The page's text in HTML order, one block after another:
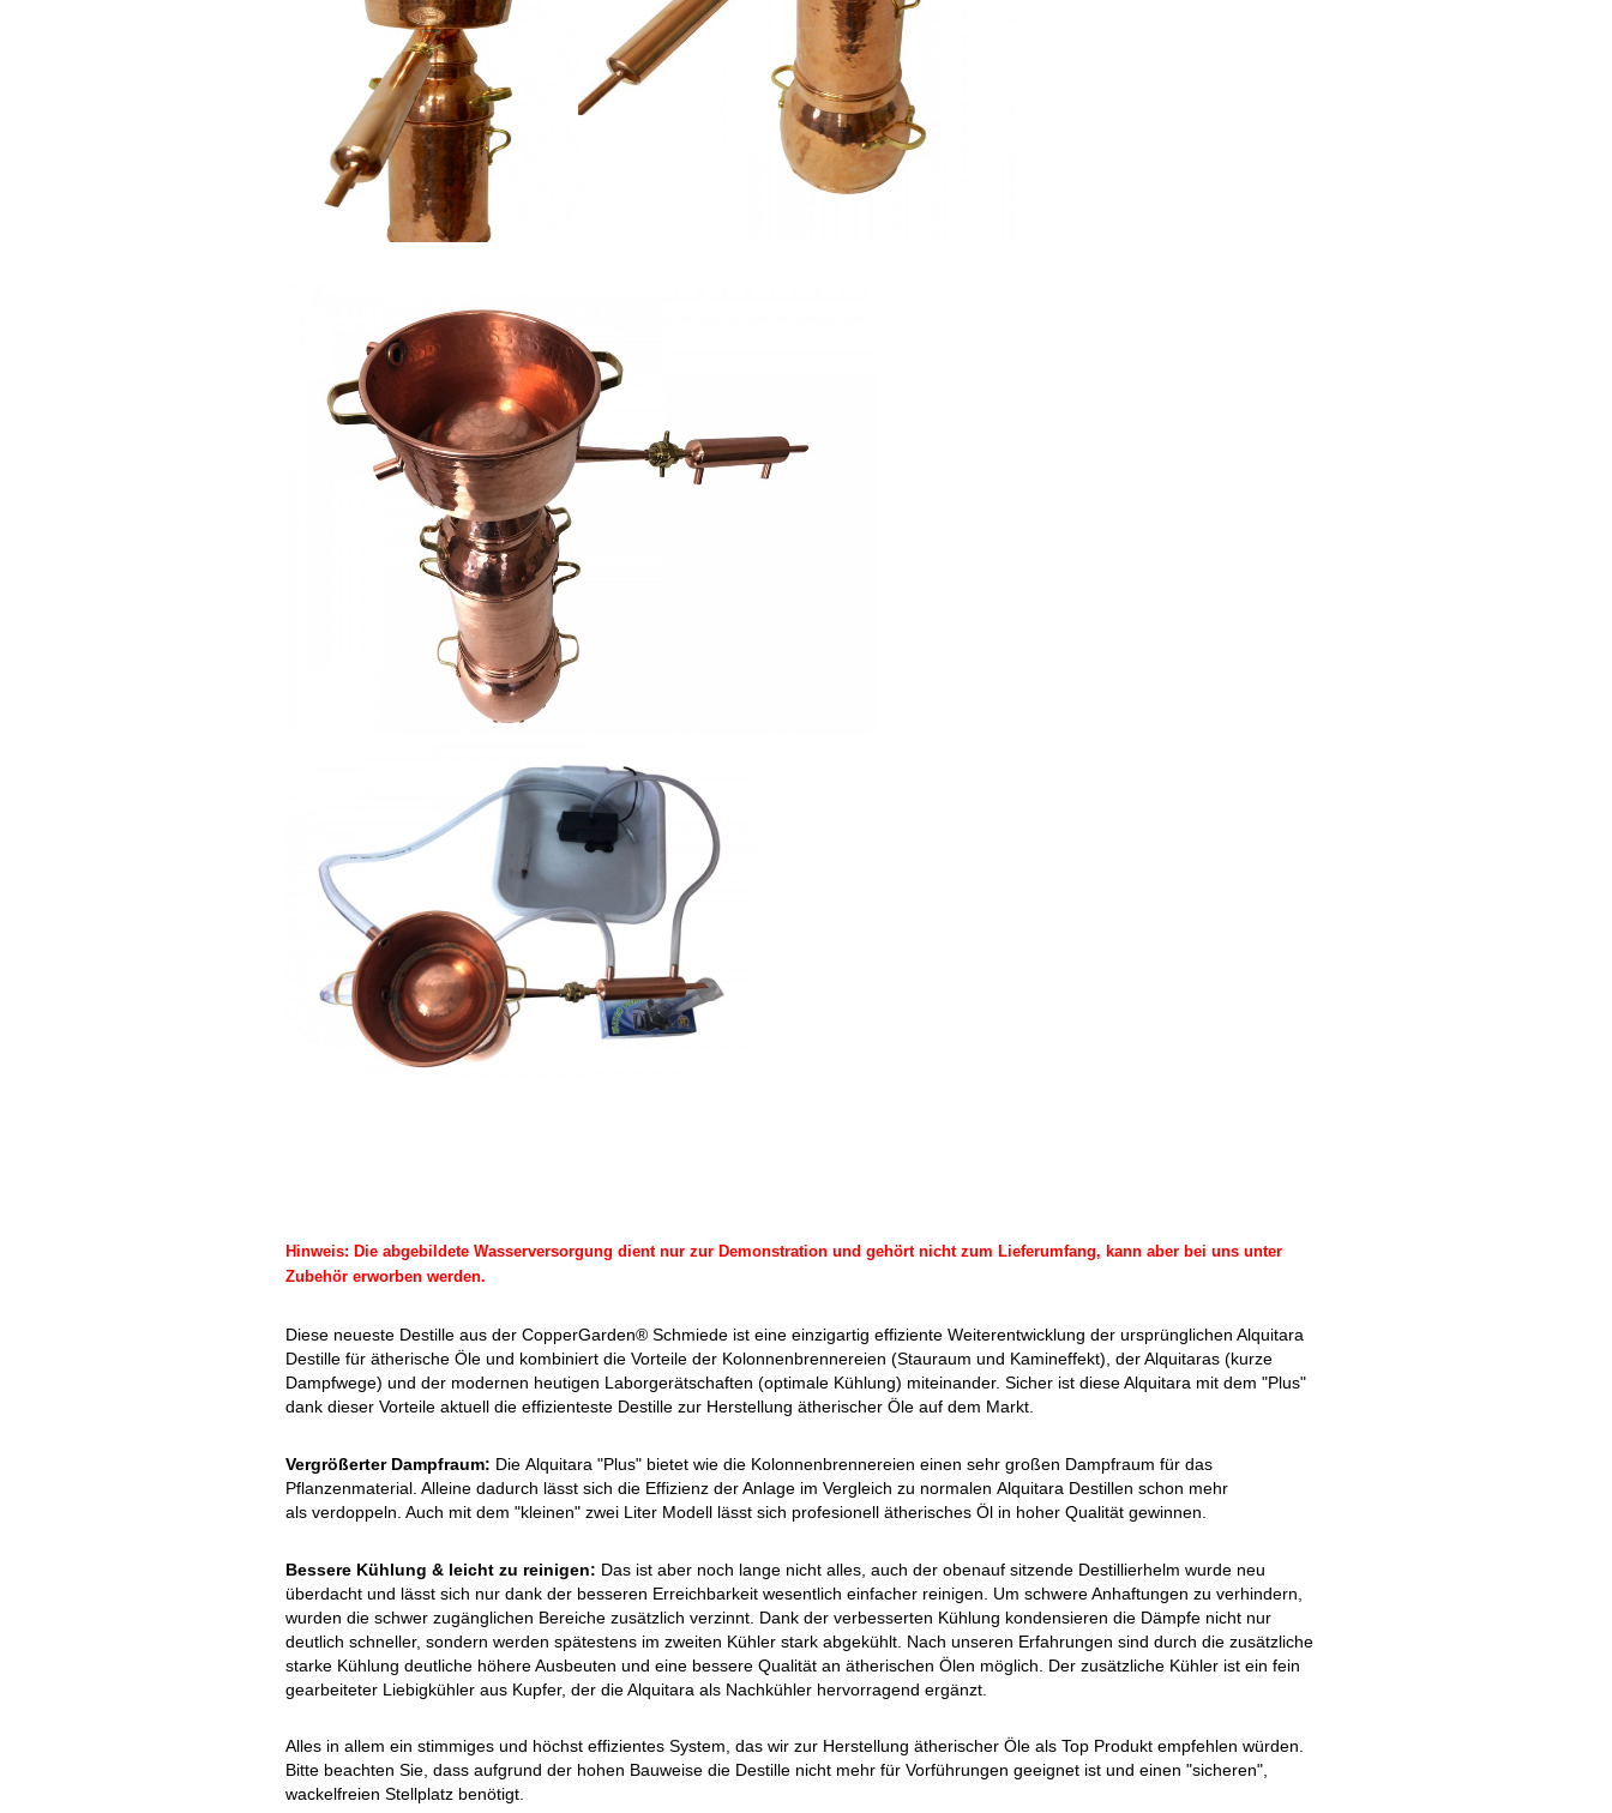
Hinweis: Die abgebildete Wasserversorgung dient nur zur Demonstration und gehört nicht zum Lieferumfang, kann aber bei uns unter
Zubehör erworben werden.
Diese neueste Destille aus der CopperGarden® Schmiede ist eine einzigartig effiziente Weiterentwicklung der ursprünglichen Alquitara
Destille für ätherische Öle und kombiniert die Vorteile der Kolonnenbrennereien (Stauraum und Kamineffekt), der Alquitaras (kurze
Dampfwege) und der modernen heutigen Laborgerätschaften (optimale Kühlung) miteinander. Sicher ist diese Alquitara mit dem "Plus"
dank dieser Vorteile aktuell die effizienteste Destille zur Herstellung ätherischer Öle auf dem Markt.
Vergrößerter Dampfraum: Die Alquitara "Plus" bietet wie die Kolonnenbrennereien einen sehr großen Dampfraum für das
Pflanzenmaterial. Alleine dadurch lässt sich die Effizienz der Anlage im Vergleich zu normalen Alquitara Destillen schon mehr
als verdoppeln. Auch mit dem "kleinen" zwei Liter Modell lässt sich profesionell ätherisches Öl in hoher Qualität gewinnen.
Bessere Kühlung & leicht zu reinigen: Das ist aber noch lange nicht alles, auch der obenauf sitzende Destillierhelm wurde neu
überdacht und lässt sich nur dank der besseren Erreichbarkeit wesentlich einfacher reinigen. Um schwere Anhaftungen zu verhindern,
wurden die schwer zugänglichen Bereiche zusätzlich verzinnt. Dank der verbesserten Kühlung kondensieren die Dämpfe nicht nur
deutlich schneller, sondern werden spätestens im zweiten Kühler stark abgekühlt. Nach unseren Erfahrungen sind durch die zusätzliche
starke Kühlung deutliche höhere Ausbeuten und eine bessere Qualität an ätherischen Ölen möglich. Der zusätzliche Kühler ist ein fein
gearbeiteter Liebigkühler aus Kupfer, der die Alquitara als Nachkühler hervorragend ergänzt.
Alles in allem ein stimmiges und höchst effizientes System, das wir zur Herstellung ätherischer Öle als Top Produkt empfehlen würden.
Bitte beachten Sie, dass aufgrund der hohen Bauweise die Destille nicht mehr für Vorführungen geeignet ist und einen "sicheren",
wackelfreien Stellplatz benötigt.